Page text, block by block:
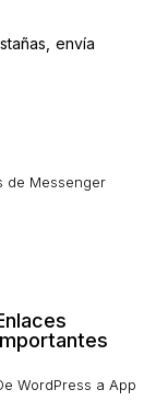
envía
de Messenger
WordPress a App